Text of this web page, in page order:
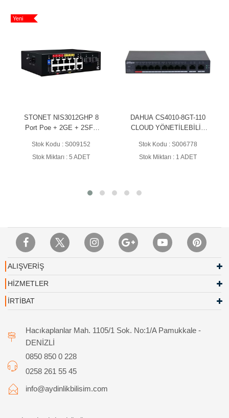
Yeni
STONET NIS3012GHP 8
Port Poe + 2GE + 2SFP
Poe Switch
Stok Kodu : S009152
Stok Miktarı : 5 ADET
DAHUA CS4010-8GT-110
CLOUD YÖNETİLEBİLİR
Stok Kodu : S006778
Stok Miktarı : 1 ADET
ALIŞVERİŞ
HİZMETLER
İRTİBAT
Hacıkaplanlar Mah. 1105/1 Sok. No:1/A Pamukkale -
DENİZLİ
0850 850 0 228
0258 261 55 45
info@aydinlikbilisim.com